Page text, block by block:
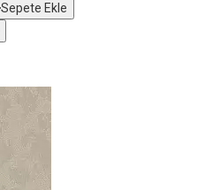
Sepete Ekle